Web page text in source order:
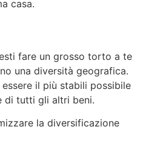
casa.
fare un grosso torto a te
una diversità geografica.
il più stabili possibile
di tutti gli altri beni.
la diversificazione